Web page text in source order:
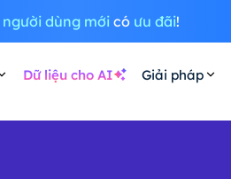
người dùng mớicó ưu đãi!
Dữ liệu cho AI Giải pháp